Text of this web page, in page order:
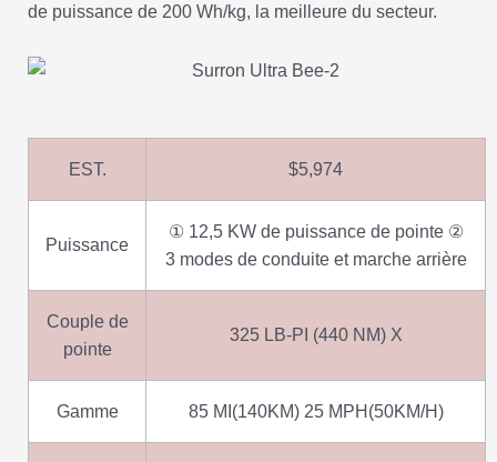
de puissance de 200 Wh/kg, la meilleure du secteur.
EST. $5,974
Puissance
① 12,5 KW de puissance de pointe ②
3 modes de conduite et marche arrière
Couple de
pointe
325 LB-PI (440 NM) X
Gamme 85 MI(140KM) 25 MPH(50KM/H)